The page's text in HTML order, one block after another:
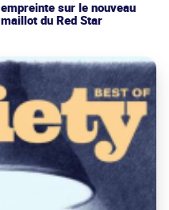
empreinte sur le nouveau
maillot du Red Star